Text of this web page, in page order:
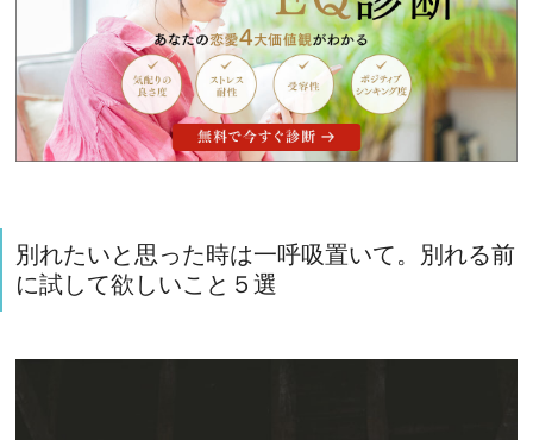
別れたいと思った時は一呼吸置いて。別れる前
に試して欲しいこと５選